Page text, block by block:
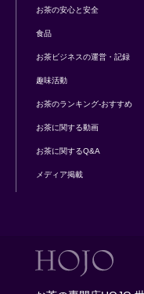
お茶の安心と安全
食品
お茶ビジネスの運営・記録
趣味活動
お茶のランキング-おすすめ
お茶に関する動画
お茶に関するQ&A
メディア掲載